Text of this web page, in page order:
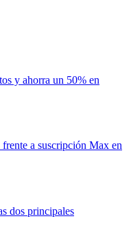
y ahorra un 50% en
a suscripción Max en
dos principales